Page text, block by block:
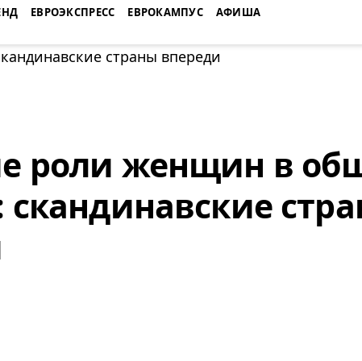
ЕВРОЭКСПРЕСС ЕВРОКАМПУС АФИША
роли женщин в
скандинавские